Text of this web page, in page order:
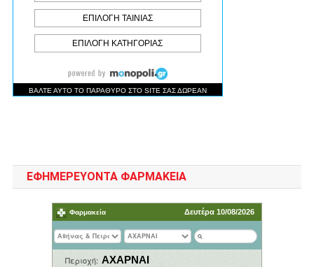
ΕΦΗΜΕΡΕΥΟΝΤΑ ΦΑΡΜΑΚΕΙΑ